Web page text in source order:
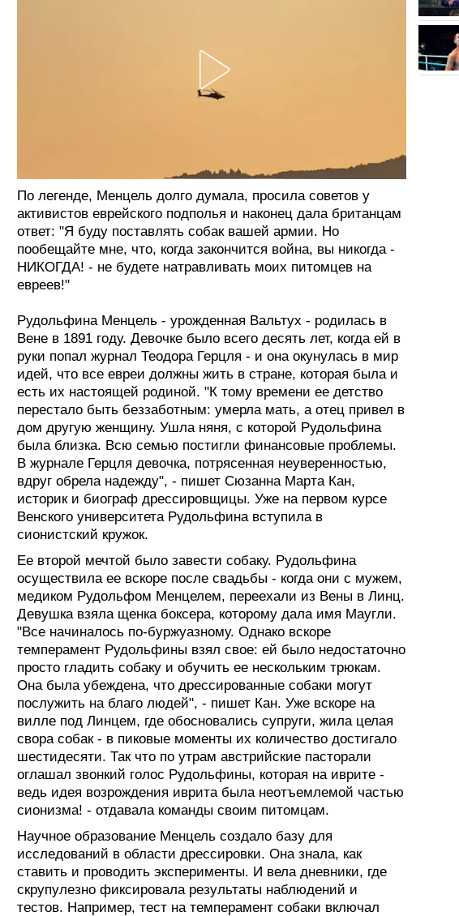
По легенде, Менцель долго думала, просила советов у
активистов еврейского подполья и наконец дала британцам
ответ: "Я буду поставлять собак вашей армии. Но
пообещайте мне, что, когда закончится война, вы никогда -
НИКОГДА! - не будете натравливать моих питомцев на
евреев!"
Рудольфина Менцель - урожденная Вальтух - родилась в
Вене в 1891 году. Девочке было всего десять лет, когда ей в
руки попал журнал Теодора Герцля - и она окунулась в мир
идей, что все евреи должны жить в стране, которая была и
есть их настоящей родиной. "К тому времени ее детство
перестало быть беззаботным: умерла мать, а отец привел в
дом другую женщину. Ушла няня, с которой Рудольфина
была близка. Всю семью постигли финансовые проблемы.
В журнале Герцля девочка, потрясенная неуверенностью,
вдруг обрела надежду", - пишет Сюзанна Марта Кан,
историк и биограф дрессировщицы. Уже на первом курсе
Венского университета Рудольфина вступила в
сионистский кружок.
Ее второй мечтой было завести собаку. Рудольфина
осуществила ее вскоре после свадьбы - когда они с мужем,
медиком Рудольфом Менцелем, переехали из Вены в Линц.
Девушка взяла щенка боксера, которому дала имя Маугли.
"Все начиналось по-буржуазному. Однако вскоре
темперамент Рудольфины взял свое: ей было недостаточно
просто гладить собаку и обучить ее нескольким трюкам.
Она была убеждена, что дрессированные собаки могут
послужить на благо людей", - пишет Кан. Уже вскоре на
вилле под Линцем, где обосновались супруги, жила целая
свора собак - в пиковые моменты их количество достигало
шестидесяти. Так что по утрам австрийские пасторали
оглашал звонкий голос Рудольфины, которая на иврите -
ведь идея возрождения иврита была неотъемлемой частью
сионизма! - отдавала команды своим питомцам.
Научное образование Менцель создало базу для
исследований в области дрессировки. Она знала, как
ставить и проводить эксперименты. И вела дневники, где
скрупулезно фиксировала результаты наблюдений и
тестов. Например, тест на темперамент собаки включал